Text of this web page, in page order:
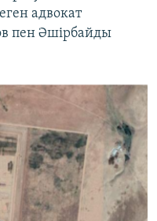
адвокат
пен Әшірбайды